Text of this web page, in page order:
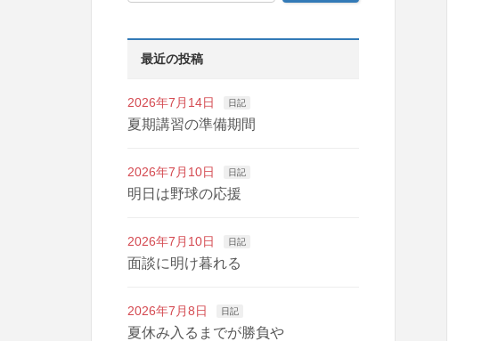
最近の投稿
2026年7月14日 日記
夏期講習の準備期間
2026年7月10日 日記
明日は野球の応援
2026年7月10日 日記
面談に明け暮れる
2026年7月8日 日記
夏休み入るまでが勝負や